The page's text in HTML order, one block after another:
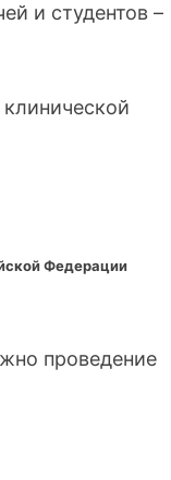
и студентов –
Федерации
проведение